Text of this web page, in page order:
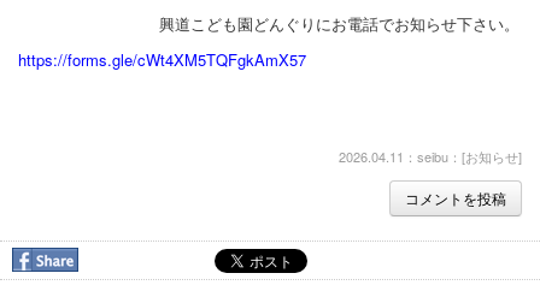
興道こども園どんぐりにお電話でお知らせ下さい。
https://forms.gle/cWt4XM5TQFgkAmX57
2026.04.11：seibu：[お知らせ]
コメントを投稿